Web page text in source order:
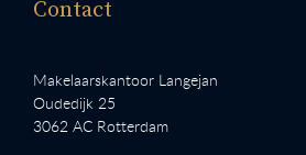
Contact
Makelaarskantoor Langejan
Oudedijk 25
3062 AC Rotterdam